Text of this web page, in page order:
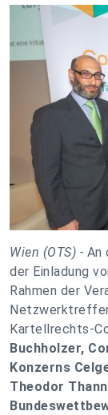
Wien (OTS) - An
der Einladung
Rahmen der
Kartellrechts-
Buchholzer,
Konzerns
Theodor